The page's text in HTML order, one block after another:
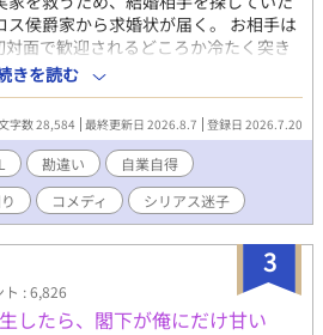
侯爵家から求婚状が届く。 お相手は
面で歓迎されるどころか冷たく突き
低限関わるな』 『愛人を作るな』 『男
ートリヒから実家の借金を完済する条
で令息たちとの交流を満喫中。 褒め上
息が集まり、推し活状態に。 一方、
を痛める日々。 ラキへの恋心を隠し
幸せな未来は訪れるのか？ .
きを読む
字数 28,584 最終更新日 2026.8.7 登録日 2026.7.20
勘違い
自業自得
コメディ シリアス迷子
3
: 6,826
したら、閣下が俺にだけ甘い